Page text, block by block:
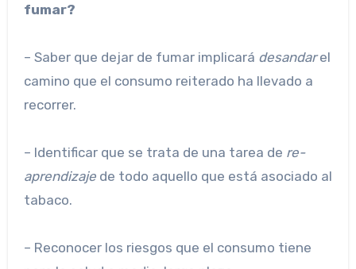
fumar?
– Saber que dejar de fumar implicará desandarel
camino que el consumo reiterado ha llevado a
recorrer.
– Identificar que se trata de una tarea de re-
aprendizaje de todo aquello que está asociado al
tabaco.
– Reconocer los riesgos que el consumo tiene